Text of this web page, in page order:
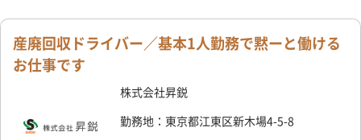
産廃回収ドライバー／基本1人勤務で黙ーと働ける
お仕事です
株式会社昇鋭
勤務地：東京都江東区新木場4-5-8